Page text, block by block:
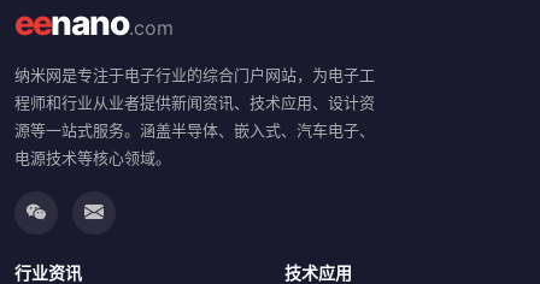
eenano.com
纳米网是专注于电子行业的综合门户网站，为电子工
程师和行业从业者提供新闻资讯、技术应用、设计资
源等一站式服务。涵盖半导体、嵌入式、汽车电子、
电源技术等核心领域。
行业资讯 技术应用